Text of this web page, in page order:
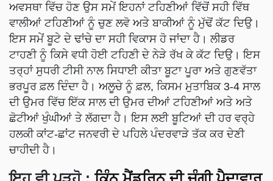
ਅਵਸਥਾ ਵਿੱਚ ਹੋਣ ਉਸ ਸਮੇਂ ਇਹਨਾਂ ਟਹਿਣੀਆਂ ਵਿੱਚੋਂ ਸਹੀ ਵਿੱਥ
ਵਾਲੀਆਂ ਟਹਿਣੀਆਂ ਨੂੰ ਚੁਣ ਲਵੋ ਅਤੇ ਬਾਕੀਆਂ ਨੂੰ ਮੁੱਢੋਂ ਕੱਟ ਦਿਉ।
ਇਸ ਸਮੇਂ ਬੂਟੇ ਦੇ ਢਾਂਚੇ ਦਾ ਸਹੀ ਵਿਕਾਸ ਹੋ ਜਾਂਦਾ ਹੈ। ਲੀਡਰ
ਟਾਹਣੀ ਨੂੰ ਕਿਸੇ ਵਧੀ ਹੋਈ ਟਹਿਣੀ ਦੇ ਨੇੜੇ ਰੱਖ ਕੇ ਕੱਟ ਦਿਉ। ਇਸ
ਤਰ੍ਹਾਂ ਸੁਧਰੀ ਟੀਸੀ ਨਾਲ ਸਿਧਾਈ ਕੀਤਾ ਬੂਟਾ ਪੂਰਾ ਅਤੇ ਗੁਣਵੱਤਾ
ਭਰਪੂਰ ਫ਼ਲ ਦਿੰਦਾ ਹੈ। ਅਲੂਚੇ ਨੂੰ ਫ਼ਲ, ਕਿਸਮ ਮੁਤਾਬਿਕ 3-4 ਸਾਲ
ਦੀ ਉਮਰ ਵਿੱਚ ਇੱਕ ਸਾਲ ਦੀ ਉਮਰ ਦੀਆਂ ਟਹਿਣੀਆਂ ਅਤੇ ਅਤੇ
ਛੋਟੀਆਂ ਖੁੰਘੀਆਂ ਤੇ ਲੱਗਦਾ ਹੈ। ਇਸ ਲਈ ਬੂਟਿਆਂ ਦੀ ਹਰ ਵਰ੍ਹੇ
ਹਲਕੀ ਕਾਂਟ-ਛਾਂਟ ਜਨਵਰੀ ਦੇ ਪਹਿਲੇ ਪੰਦਰਵਾੜੇ ਤੱਕ ਕਰ ਦੇਣੀ
ਚਾਹੀਦੀ ਹੈ।